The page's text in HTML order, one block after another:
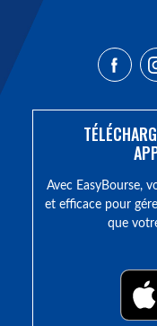
Avec EasyBourse,
et efficace pour
que